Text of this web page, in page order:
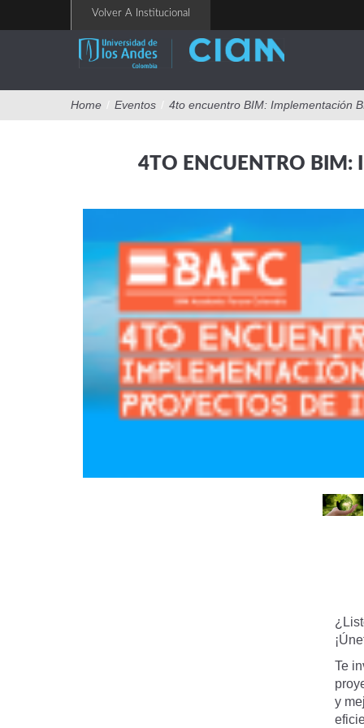
Volver A Institucional
Home / Eventos / 4to encuentro BIM: Implementación
4TO ENCUENTRO BIM:
Te
y